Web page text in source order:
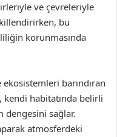
ve çevreleriyle
bu
korunmasında
barındıran
kendi habitatında belirli
dengesini sağlar.
atmosferdeki